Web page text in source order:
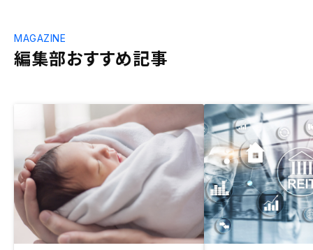
編集部おすすめ記事
MAGAZINE